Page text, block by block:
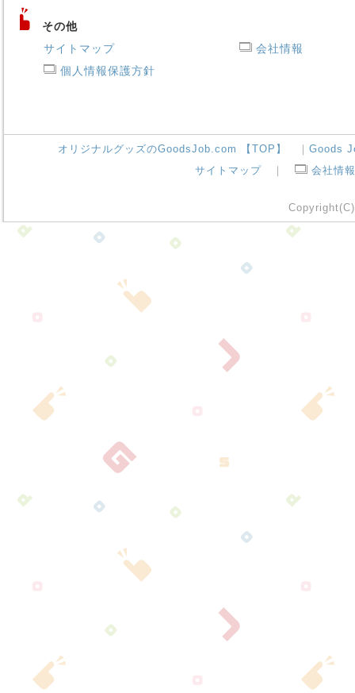
その他
サイトマップ
会社情報
個人情報保護方針
オリジナルグッズのGoodsJob.com 【TOP】
Goods
サイトマップ
会社情報